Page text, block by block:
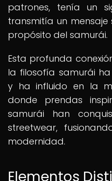
patrones, tenía un
transmitía un
propósito del samurái.
Esta profunda
la filosofía samurái
y ha influido en la
donde prendas
samurái han
streetwear,
modernidad.
Elementos